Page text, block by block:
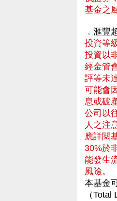
基金之
．滙豐
投資等
投資以
經金管
評等未
可能會
息或破
公司以
人之注
應詳閱
30%於
能發生
風險。
本基金
（